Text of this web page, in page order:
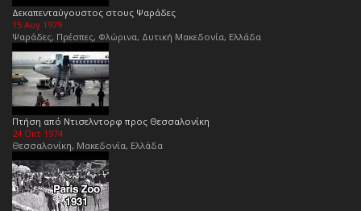
Δεκαπενταύγουστος στους Ψαράδες
15 Αυγ 1979
Ψαράδες, Πρέσπες, Φλώρινα, Δυτική Μακεδονία, Ελλάδα
Πτήση από Ντισελντορφ προς Θεσσαλονίκη
24 Οκτ 1974
Θεσσαλονίκη, Μακεδονία, Ελλάδα